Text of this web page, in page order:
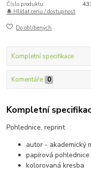
Číslo produktu:
🔔 Hlídat cenu / dostupnost
Do oblíbených
Kompletní specifikace
Komentáře 0
Kompletní
Pohlednice, reprint
autor - akademický
papírová
kolorovaná kresba